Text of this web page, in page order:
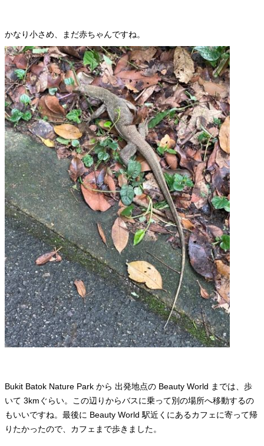
かなり小さめ、まだ赤ちゃんですね。
Bukit Batok Nature Park から 出発地点の Beauty World までは、歩
いて 3kmぐらい。この辺りからバスに乗って別の場所へ移動するの
もいいですね。最後に Beauty World 駅近くにあるカフェに寄って帰
りたかったので、カフェまで歩きました。